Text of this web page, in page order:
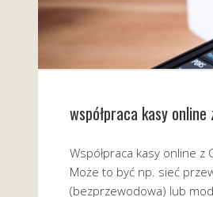
współpraca kasy online
Współpraca kasy online z
Może to być np. sieć
(bezprzewodowa) lub